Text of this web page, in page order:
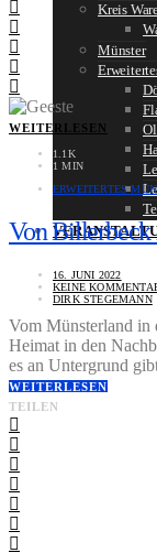
Kreis
Münster
WEITERLESEN
1.1K
1 MIN
ERWEITERTES
Von Billerbeck
16. JUNI 2022
KEINE
DIRK STEGEMANN
Vom Münsterland in
Heimat in den
es an Untergrund
WEITERLESEN
TEILEN